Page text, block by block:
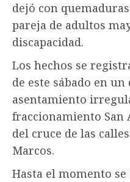
dejó con
pareja de adultos
discapacidad.
Los hechos se
de este sábado en
asentamiento
fraccionamiento San
del cruce de las
Marcos.
Hasta el momento